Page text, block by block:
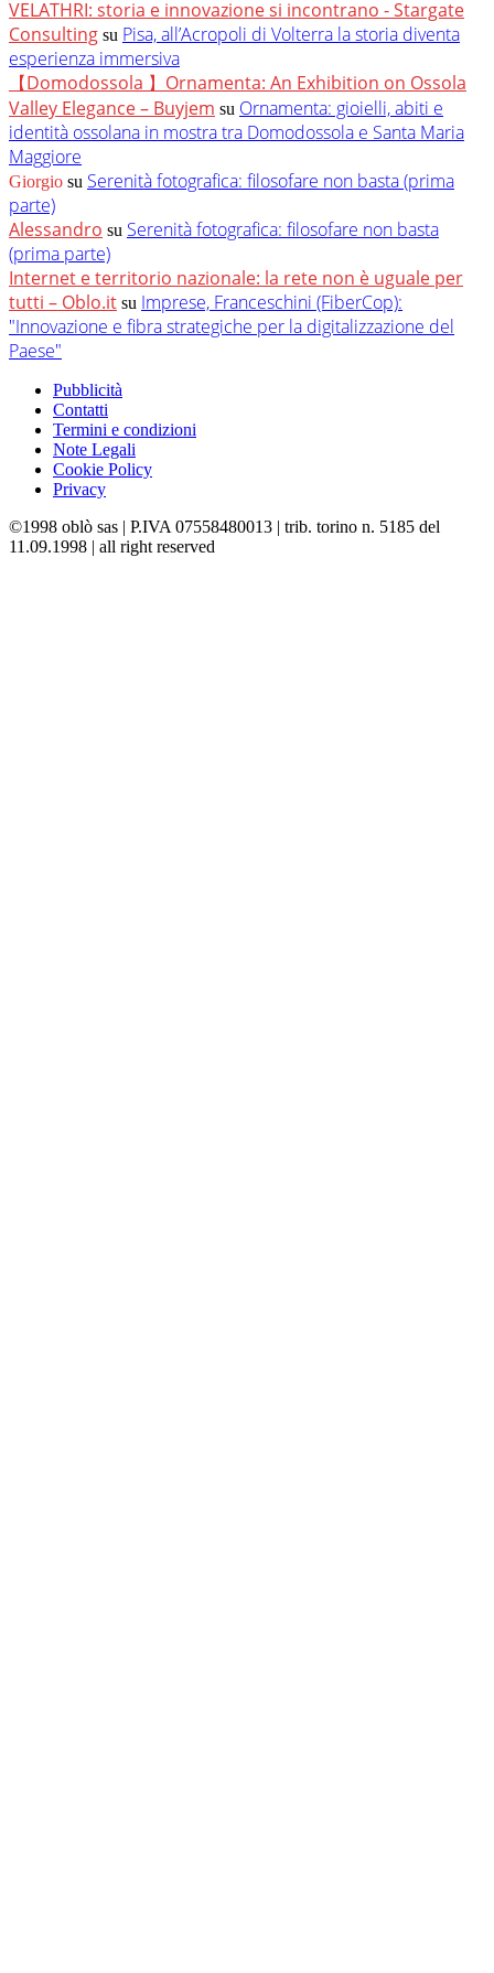
VELATHRI: storia e innovazione si incontrano - Stargate
Consulting su Pisa, all’Acropoli di Volterra la storia diventa
esperienza immersiva
【Domodossola 】Ornamenta: An Exhibition on Ossola
Valley Elegance – Buyjem su Ornamenta: gioielli, abiti e
identità ossolana in mostra tra Domodossola e Santa Maria
Maggiore
Giorgio su Serenità fotografica: filosofare non basta (prima
parte)
Alessandro su Serenità fotografica: filosofare non basta
(prima parte)
Internet e territorio nazionale: la rete non è uguale per
tutti – Oblo.it su Imprese, Franceschini (FiberCop):
"Innovazione e fibra strategiche per la digitalizzazione del
Paese"
Pubblicità
Contatti
Termini e condizioni
Note Legali
Cookie Policy
Privacy
©1998 oblò sas | P.IVA 07558480013 | trib. torino n. 5185 del
11.09.1998 | all right reserved